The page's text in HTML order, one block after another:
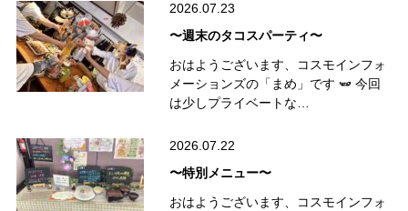
2026.07.23
〜週末のタコスパーティ〜
おはようございます、コスモインフォ
メーションズの「まめ」です 🫛 今回
は少しプライベートな…
2026.07.22
〜特別メニュー〜
おはようございます、コスモインフォ